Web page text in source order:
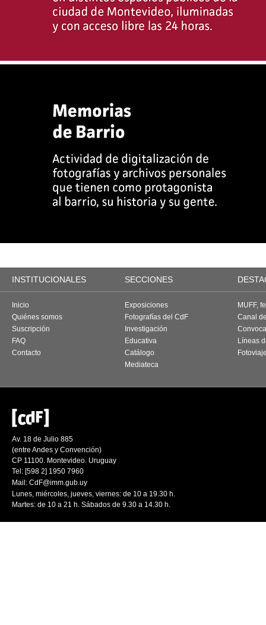
INSTITUCIONALES SECCIONES
Inicio
Quiénes somos
Suscripción
FAQ
Contacto
Exposiciones
Fotografías del CdF
Investigación
Educativa
Catálogo
Mediateca
MUFF,
Canal
Líneas
Av. 18 de Julio 885
(entre Andes y Convención)
CP 11100. Montevideo. Uruguay
Tel: [598 2] 1950 7960
Mail: CdF@imm.gub.uy
Lunes, miércoles, jueves, viernes: de 10 a 19.30 h.
Martes: de 10 a 21 h. Sábados de 9.30 a 14.30 h.